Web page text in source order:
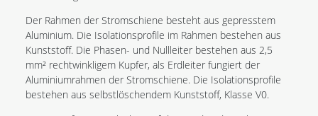
Der Rahmen der Stromschiene besteht aus gepresstem
Aluminium. Die Isolationsprofile im Rahmen bestehen aus
Kunststoff. Die Phasen- und Nullleiter bestehen aus 2,5
mm² rechtwinkligem Kupfer, als Erdleiter fungiert der
Aluminiumrahmen der Stromschiene. Die Isolationsprofile
bestehen aus selbstlöschendem Kunststoff, Klasse V0.